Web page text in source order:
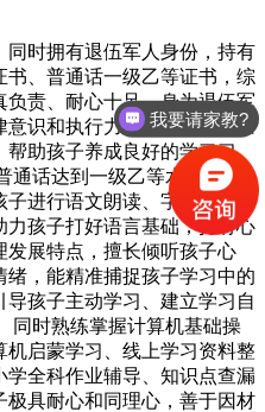
时拥有退伍军人身份，持有
、普通话一级乙等证书，综
责、耐心十足。身为退伍军
意识和执行力，做事严谨有条
助孩子养成良好的学习习
通话达到一级乙等水平，发
进行语文朗读、字词发音、
孩子打好语言基础；持有心
展特点，擅长倾听孩子心
，能精准捕捉孩子学习中的
孩子主动学习、建立学习自
同时熟练掌握计算机基础操
启蒙学习、线上学习资料整
全科作业辅导、知识点查漏
具耐心和同理心，善于因材
我要请家教?